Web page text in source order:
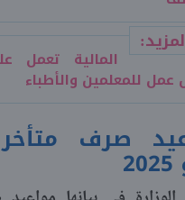
المالية تعمل
للمعلمين والأطباء
صرف